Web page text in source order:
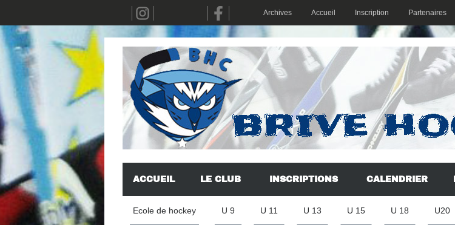
Archives Accueil Inscription Partenaires
ACCUEIL LE CLUB INSCRIPTIONS CALENDRIER
Ecole de hockey U 9 U 11 U 13 U 15 U 18 U20